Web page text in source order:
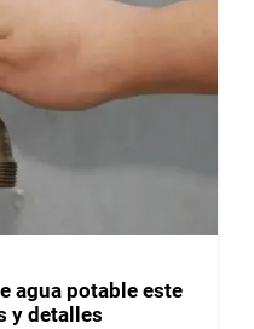
agua potable este
y detalles